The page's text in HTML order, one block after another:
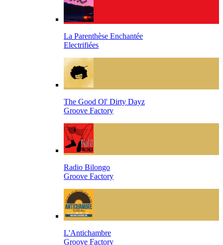
La Parenthèse Enchantée
Electrifiées
The Good Ol' Dirty Dayz
Groove Factory
Radio Bilongo
Groove Factory
L'Antichambre
Groove Factory